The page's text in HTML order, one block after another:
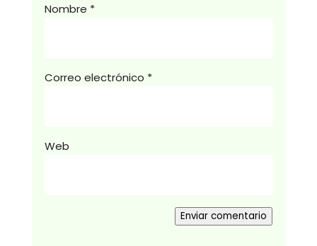
Nombre *
Correo electrónico *
Web
Enviar comentario